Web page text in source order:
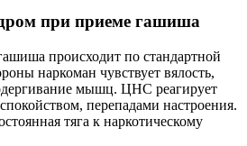
при приеме гашиша
происходит по стандартной
наркоман чувствует вялость,
мышц. ЦНС реагирует
перепадами настроения.
тяга к наркотическому